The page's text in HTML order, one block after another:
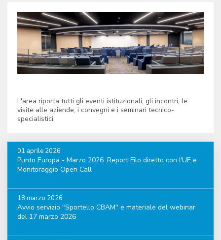
L'area riporta tutti gli eventi istituzionali, gli incontri, le
visite alle aziende, i convegni e i seminari tecnico-
specialistici.
01 aprile 2026
Punto Europa - Marzo 2026: Report Filo diretto con l'UE e
Monitoraggio Open Call
18 marzo 2026
Avvio servizio "Sportello CBAM" e materiale del webinar
del 17 marzo 2026